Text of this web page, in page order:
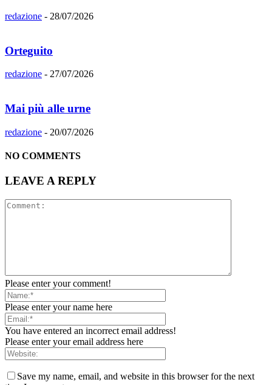
redazione - 28/07/2026
Orteguito
redazione - 27/07/2026
Mai più alle urne
redazione - 20/07/2026
NO COMMENTS
LEAVE A REPLY
Please enter your comment!
Please enter your name here
You have entered an incorrect email address!
Please enter your email address here
Save my name, email, and website in this browser for the next